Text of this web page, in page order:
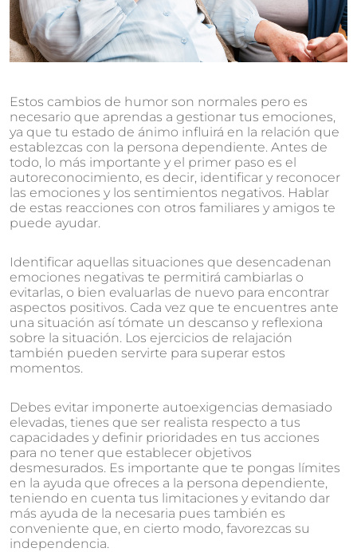
Estos cambios de humor son normales pero es
necesario que aprendas a gestionar tus emociones,
ya que tu estado de ánimo influirá en la relación que
establezcas con la persona dependiente. Antes de
todo, lo más importante y el primer paso es el
autoreconocimiento, es decir, identificar y reconocer
las emociones y los sentimientos negativos. Hablar
de estas reacciones con otros familiares y amigos te
puede ayudar.
Identificar aquellas situaciones que desencadenan
emociones negativas te permitirá cambiarlas o
evitarlas, o bien evaluarlas de nuevo para encontrar
aspectos positivos. Cada vez que te encuentres ante
una situación así tómate un descanso y reflexiona
sobre la situación. Los ejercicios de relajación
también pueden servirte para superar estos
momentos.
Debes evitar imponerte autoexigencias demasiado
elevadas, tienes que ser realista respecto a tus
capacidades y definir prioridades en tus acciones
para no tener que establecer objetivos
desmesurados. Es importante que te pongas límites
en la ayuda que ofreces a la persona dependiente,
teniendo en cuenta tus limitaciones y evitando dar
más ayuda de la necesaria pues también es
conveniente que, en cierto modo, favorezcas su
independencia.